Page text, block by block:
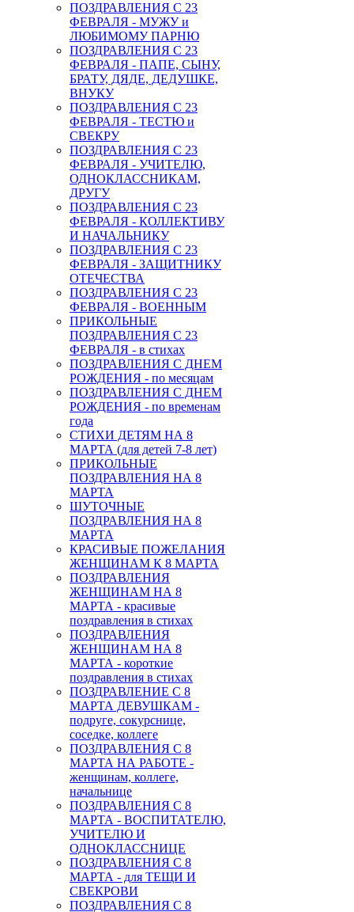
ПОЗДРАВЛЕНИЯ С 23
ФЕВРАЛЯ - МУЖУ и
ЛЮБИМОМУ ПАРНЮ
ПОЗДРАВЛЕНИЯ С 23
ФЕВРАЛЯ - ПАПЕ, СЫНУ,
БРАТУ, ДЯДЕ, ДЕДУШКЕ,
ВНУКУ
ПОЗДРАВЛЕНИЯ С 23
ФЕВРАЛЯ - ТЕСТЮ и
СВЕКРУ
ПОЗДРАВЛЕНИЯ С 23
ФЕВРАЛЯ - УЧИТЕЛЮ,
ОДНОКЛАССНИКАМ,
ДРУГУ
ПОЗДРАВЛЕНИЯ С 23
ФЕВРАЛЯ - КОЛЛЕКТИВУ
И НАЧАЛЬНИКУ
ПОЗДРАВЛЕНИЯ С 23
ФЕВРАЛЯ - ЗАЩИТНИКУ
ОТЕЧЕСТВА
ПОЗДРАВЛЕНИЯ С 23
ФЕВРАЛЯ - ВОЕННЫМ
ПРИКОЛЬНЫЕ
ПОЗДРАВЛЕНИЯ С 23
ФЕВРАЛЯ - в стихах
ПОЗДРАВЛЕНИЯ С ДНЕМ
РОЖДЕНИЯ - по месяцам
ПОЗДРАВЛЕНИЯ С ДНЕМ
РОЖДЕНИЯ - по временам
года
СТИХИ ДЕТЯМ НА 8
МАРТА (для детей 7-8 лет)
ПРИКОЛЬНЫЕ
ПОЗДРАВЛЕНИЯ НА 8
МАРТА
ШУТОЧНЫЕ
ПОЗДРАВЛЕНИЯ НА 8
МАРТА
КРАСИВЫЕ ПОЖЕЛАНИЯ
ЖЕНЩИНАМ К 8 МАРТА
ПОЗДРАВЛЕНИЯ
ЖЕНЩИНАМ НА 8
МАРТА - красивые
поздравления в стихах
ПОЗДРАВЛЕНИЯ
ЖЕНЩИНАМ НА 8
МАРТА - короткие
поздравления в стихах
ПОЗДРАВЛЕНИЕ С 8
МАРТА ДЕВУШКАМ -
подруге, сокурснице,
соседке, коллеге
ПОЗДРАВЛЕНИЯ С 8
МАРТА НА РАБОТЕ -
женщинам, коллеге,
начальнице
ПОЗДРАВЛЕНИЯ С 8
МАРТА - ВОСПИТАТЕЛЮ,
УЧИТЕЛЮ И
ОДНОКЛАССНИЦЕ
ПОЗДРАВЛЕНИЯ С 8
МАРТА - для ТЕЩИ И
СВЕКРОВИ
ПОЗДРАВЛЕНИЯ С 8